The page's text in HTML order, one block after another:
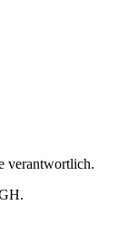
verantwortlich.